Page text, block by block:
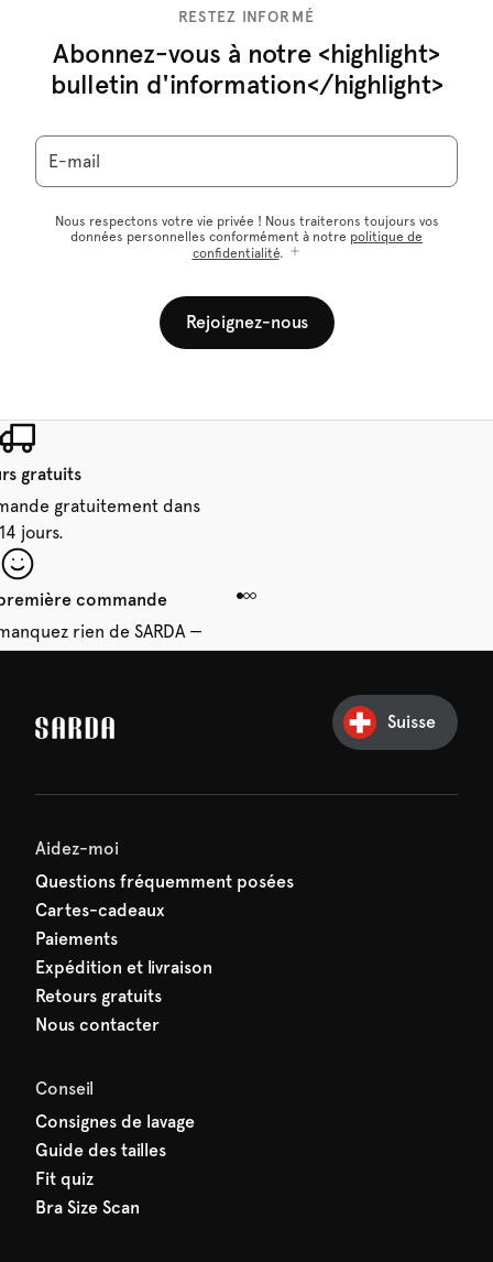
RESTEZ INFORMÉ
Abonnez-vous à notre <highlight>
bulletin d'information</highlight>
E-mail
Nous respectons votre vie privée ! Nous traiterons toujours vos
données personnelles conformément à notre politique de
confidentialité.
Rejoignez-nous
gratuits
gratuitement dans
jours.
commande
rien de SARDA —
vous attend déjà !
Suisse
Aidez-moi
Questions fréquemment posées
Cartes-cadeaux
Paiements
Expédition et livraison
Retours gratuits
Nous contacter
Conseil
Consignes de lavage
Guide des tailles
Fit quiz
Bra Size Scan